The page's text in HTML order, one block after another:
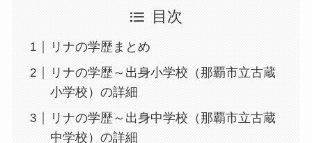
目次
リナの学歴まとめ
リナの学歴～出身小学校（那覇市立古蔵
小学校）の詳細
リナの学歴～出身中学校（那覇市立古蔵
中学校）の詳細